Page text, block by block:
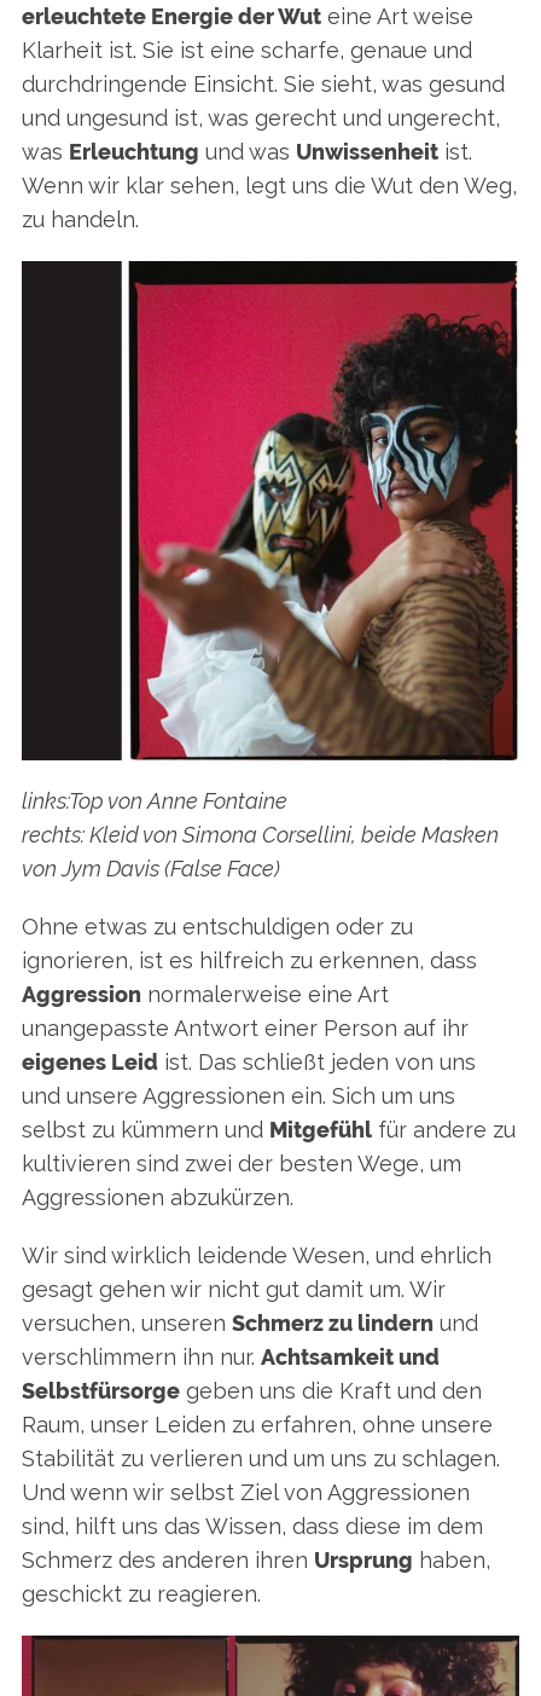
erleuchtete Energie der Wuteine Art weise
Klarheit ist. Sie ist eine scharfe, genaue und
durchdringende Einsicht. Sie sieht, was gesund
und ungesund ist, was gerecht und ungerecht,
was Erleuchtung und was Unwissenheitist.
Wenn wir klar sehen, legt uns die Wut den Weg,
zu handeln.
links:Top von Anne Fontaine
rechts: Kleid von Simona Corsellini, beide Masken
von Jym Davis (False Face)
Ohne etwas zu entschuldigen oder zu
ignorieren, ist es hilfreich zu erkennen, dass
Aggression normalerweise eine Art
unangepasste Antwort einer Person auf ihr
eigenes Leidist. Das schließt jeden von uns
und unsere Aggressionen ein. Sich um uns
selbst zu kümmern und Mitgefühlfür andere zu
kultivieren sind zwei der besten Wege, um
Aggressionen abzukürzen.
Wir sind wirklich leidende Wesen, und ehrlich
gesagt gehen wir nicht gut damit um. Wir
versuchen, unseren Schmerz zu lindern und
verschlimmern ihn nur. Achtsamkeit und
Selbstfürsorgegeben uns die Kraft und den
Raum, unser Leiden zu erfahren, ohne unsere
Stabilität zu verlieren und um uns zu schlagen.
Und wenn wir selbst Ziel von Aggressionen
sind, hilft uns das Wissen, dass diese im dem
Schmerz des anderen ihren Ursprung haben,
geschickt zu reagieren.
S
e
c
h
f
: